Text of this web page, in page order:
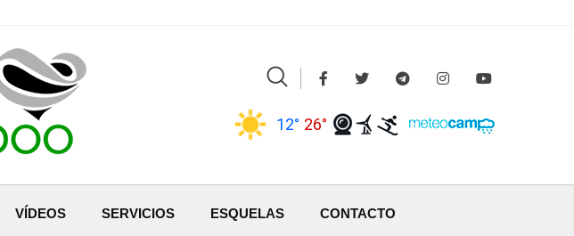
12° 26°
VÍDEOS SERVICIOS ESQUELAS CONTACTO